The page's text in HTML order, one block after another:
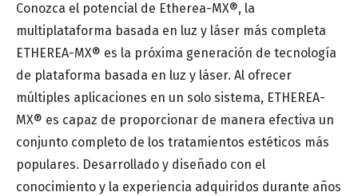
Conozca el potencial de Etherea-MX®, la
multiplataforma basada en luz y láser más completa
ETHEREA-MX® es la próxima generación de tecnología
de plataforma basada en luz y láser. Al ofrecer
múltiples aplicaciones en un solo sistema, ETHEREA-
MX® es capaz de proporcionar de manera efectiva un
conjunto completo de los tratamientos estéticos más
populares. Desarrollado y diseñado con el
conocimiento y la experiencia adquiridos durante años